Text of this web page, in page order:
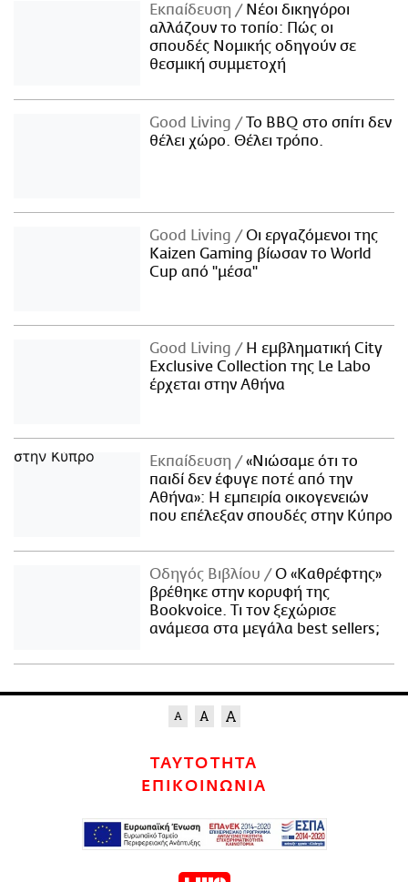
Εκπαίδευση
Νέοι δικηγόροι
αλλάζουν το τοπίο: Πώς οι
σπουδές Νομικής οδηγούν σε
θεσμική συμμετοχή
Good Living
Το BBQ στο σπίτι δεν
θέλει χώρο. Θέλει τρόπο.
Good Living
Οι εργαζόμενοι της
Kaizen Gaming βίωσαν το World
Cup από "μέσα"
Good Living
Η εμβληματική City
Exclusive Collection της Le Labo
έρχεται στην Αθήνα
Εκπαίδευση
«Νιώσαμε ότι το
παιδί δεν έφυγε ποτέ από την
Αθήνα»: Η εμπειρία οικογενειών
που επέλεξαν σπουδές στην Κύπρο
Οδηγός Βιβλίου
Ο «Καθρέφτης»
βρέθηκε στην κορυφή της
Bookvoice. Τι τον ξεχώρισε
ανάμεσα στα μεγάλα best sellers;
ΤΑΥΤΟΤΗΤΑ
ΕΠΙΚΟΙΝΩΝΙΑ